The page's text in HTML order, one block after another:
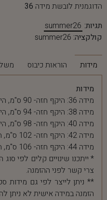
הדוגמנית לובשת מידה 36
תגיות: summer26
קולקציה: summer26
מידות הוראות כיבוס
מידות
מידה 36: היקף חזה- 90 ס"מ, היקף מותן- 68 ס"מ
מידה 38: היקף חזה- 94 ס"מ, היקף מותן- 72 ס"מ
מידה 40: היקף חזה- 98 ס"מ, היקף מותן- 76 ס"מ
מידה 42: היקף חזה- 102 ס"מ, היקף מותן- 80 ס"מ
מידה 44: היקף חזה- 106 ס"מ, היקף מותן- 84 ס"מ
* ייתכנו שינויים קלים לפי
צרי קשר לפני ההזמנה.
** ניתן לייצר לפי גם מידות
הזמנה במידה אישית לא ניתן